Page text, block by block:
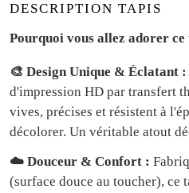
DESCRIPTION TAPIS
Pourquoi vous allez adorer ce
🎨 Design Unique & Éclatant :
d'impression HD par transfert
vives, précises et résistent à
décolorer. Un véritable atout
☁️ Douceur & Confort :
(surface douce au toucher), ce